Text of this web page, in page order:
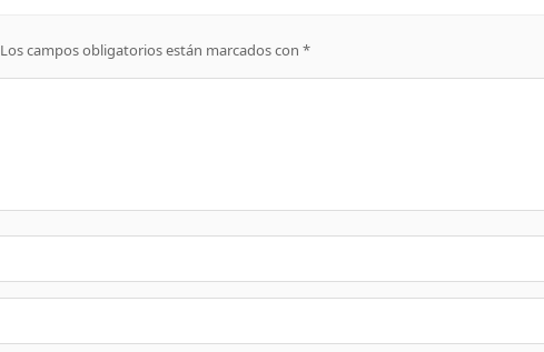
Los campos obligatorios están marcados con *